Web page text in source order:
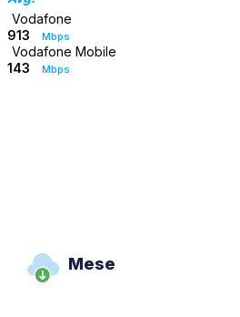
Vodafone
913
Mbps
Vodafone Mobile
143
Mbps
Mese